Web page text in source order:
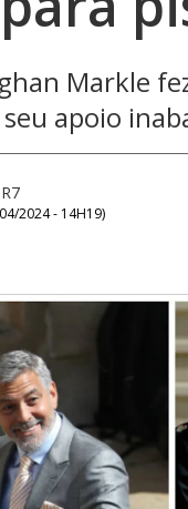
Markle
apoio
2024 - 14H19)